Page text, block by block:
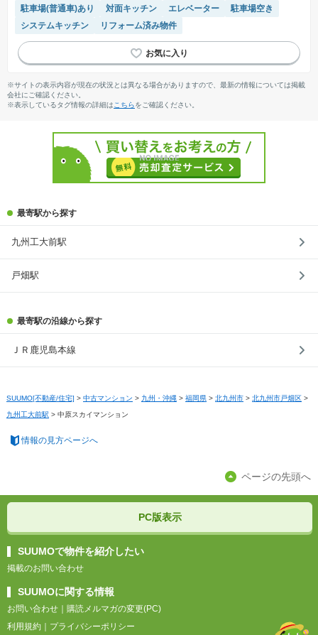
駐車場(普通車)あり 対面キッチン エレベーター
駐車場空き
システムキッチン
リフォーム済み物件
※サイトの表示内容が現在の状況とは異なる場合がありますので、最新の情報については掲載
会社にご確認ください。
※表示しているタグ情報の詳細は こちらをご確認ください。
最寄駅から探す
九州工大前駅
戸畑駅
最寄駅の沿線から探す
ＪＲ鹿児島本線
SUUMO[不動産/住宅] > 中古マンション > 九州・沖縄 > 福岡県 > 北九州市 > 北九州市戸畑区 >
九州工大前駅 > 中原スカイマンション
情報の見方ページへ
ページの先頭へ
PC版表示
SUUMOで物件を紹介したい
掲載のお問い合わせ
SUUMOに関する情報
お問い合わせ
購読メルマガの変更(PC)
利用規約
プライバシーポリシー